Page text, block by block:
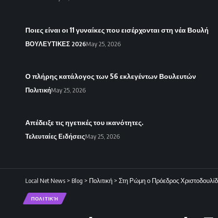
Ποιες είναι οι 11 γυναίκες που εισέρχονται στη νέα Βουλή
ΒΟΥΛΕΥΤΙΚΕΣ 2026May 25, 2026
Ο πλήρης κατάλογος των 56 εκλεγέντων Βουλευτών
ΠολιτικήMay 25, 2026
Απέδειξε τις ηγετικές του ικανότητες.
Τελευταίες ΕιδήσειςMay 25, 2026
Local Net News > Blog > Πολιτική > Στη Ρώμη ο Πρόεδρος
ΠΟΛΙΤΙΚΉ